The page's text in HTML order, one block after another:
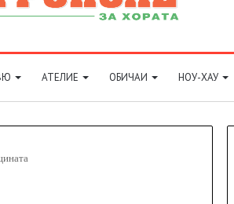
АТЕЛИЕ ОБИЧАИ НОУ-ХАУ